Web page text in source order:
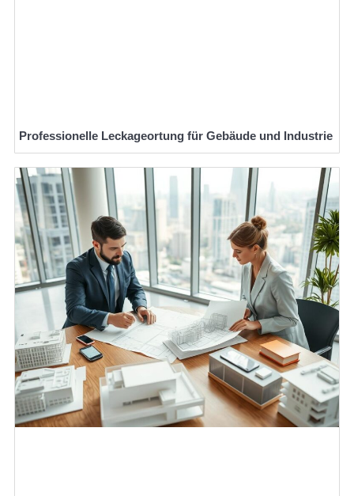
Professionelle Leckageortung für Gebäude und Industrie